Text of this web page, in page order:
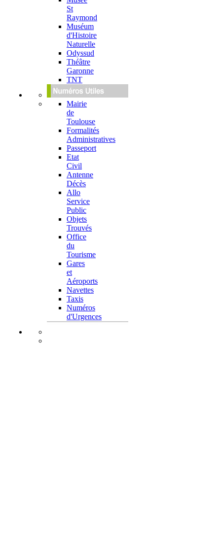
St
Raymond
Muséum
d'Histoire
Naturelle
Odyssud
Théâtre
Garonne
TNT
Mairie
de
Toulouse
Formalités
Administratives
Passeport
Etat
Civil
Antenne
Décès
Allo
Service
Public
Objets
Trouvés
Office
du
Tourisme
Gares
et
Aéroports
Navettes
Taxis
Numéros
d'Urgences